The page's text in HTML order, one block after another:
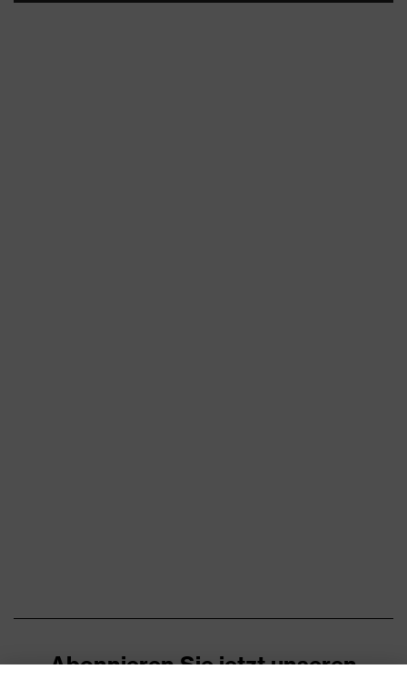
Abonnieren Sie jetzt unseren